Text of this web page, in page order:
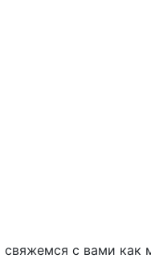
с вами как